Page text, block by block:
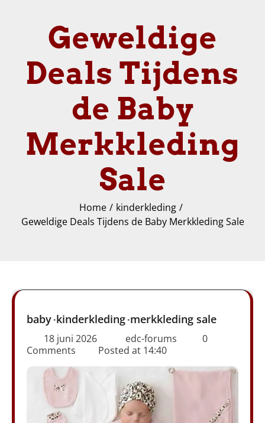
Geweldige
Deals Tijdens
de Baby
Merkkleding
Sale
Home
kinderkleding
Geweldige Deals Tijdens de Baby Merkkleding Sale
baby kinderkleding merkkleding sale
18 juni 2026 edc-forums
0
Comments
Posted at 14:40